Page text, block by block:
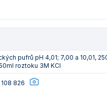
pufrů pH 4,01; 7,00 a 10,01,
roztoku 3M KCl
826